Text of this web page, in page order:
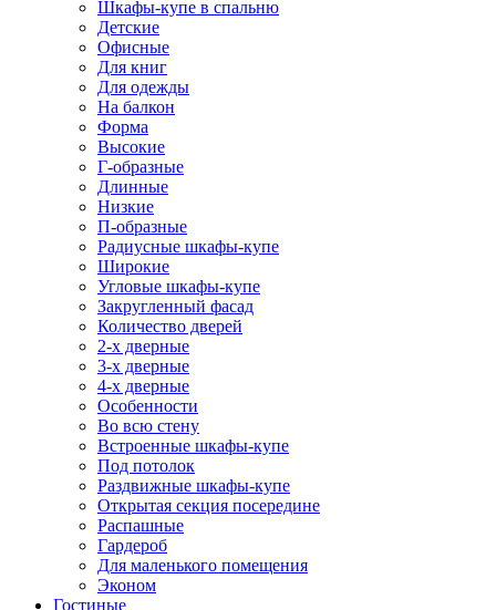
Шкафы-купе в спальню
Детские
Офисные
Для книг
Для одежды
На балкон
Форма
Высокие
Г-образные
Длинные
Низкие
П-образные
Радиусные шкафы-купе
Широкие
Угловые шкафы-купе
Закругленный фасад
Количество дверей
2-х дверные
3-х дверные
4-х дверные
Особенности
Во всю стену
Встроенные шкафы-купе
Под потолок
Раздвижные шкафы-купе
Открытая секция посередине
Распашные
Гардероб
Для маленького помещения
Эконом
Гостиные